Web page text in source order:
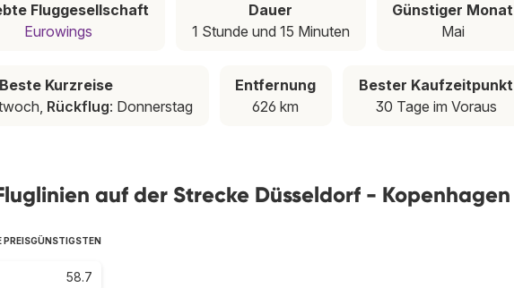
Fluggesellschaft
Eurowings
Dauer
1 Stunde und 15 Minuten
Günstiger Monat
Mai
Beste Kurzreise
Rückflug: Donnerstag
Entfernung
626 km
Bester Kaufzeitpunkt
30 Tage im Voraus
auf der Strecke Düsseldorf - Kopenhagen
PREISGÜNSTIGSTEN
58.7